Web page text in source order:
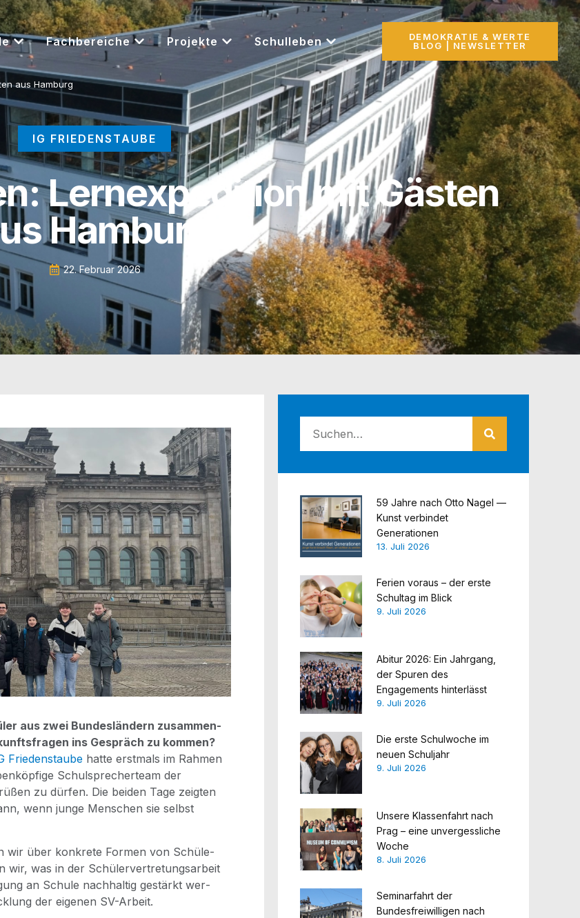
Fachbereiche Projekte Schulleben
DEMOKRATIE & WERTE
BLOG | NEWSLETTER
aus Hamburg
IG FRIEDENSTAUBE
Lernexpedition mit Gästen
Hamburg
22. Februar 2026
aus zwei Bun­des­län­dern zusam­men­
ins Gespräch zu kom­men?
Frie­dens­tau­be hat­te erst­mals im Rah­men
Schul­spre­cher­team der
zu dür­fen. Die bei­den Tage zeig­ten
wenn jun­ge Men­schen sie selbst
wir über kon­kre­te For­men von Schü­le­
wir, was in der Schü­ler­ver­tre­tungs­ar­beit
an Schu­le nach­hal­tig gestärkt wer­
der eige­nen SV-Arbeit.
59 Jahre nach Otto Nagel —
Kunst verbindet
Generationen
13. Juli 2026
Ferien voraus – der erste
Schultag im Blick
9. Juli 2026
Abitur 2026: Ein Jahrgang,
der Spuren des
Engagements hinterlässt
9. Juli 2026
Die erste Schulwoche im
neuen Schuljahr
9. Juli 2026
Unsere Klassenfahrt nach
Prag – eine unvergessliche
Woche
8. Juli 2026
Seminarfahrt der
Bundesfreiwilligen nach